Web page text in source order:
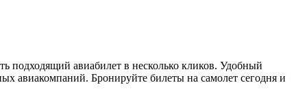
подходящий авиабилет в несколько кликов. Удобный
авиакомпаний. Бронируйте билеты на самолет сегодня и